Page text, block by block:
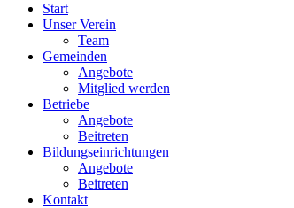
Start
Unser Verein
Team
Gemeinden
Angebote
Mitglied werden
Betriebe
Angebote
Beitreten
Bildungseinrichtungen
Angebote
Beitreten
Kontakt